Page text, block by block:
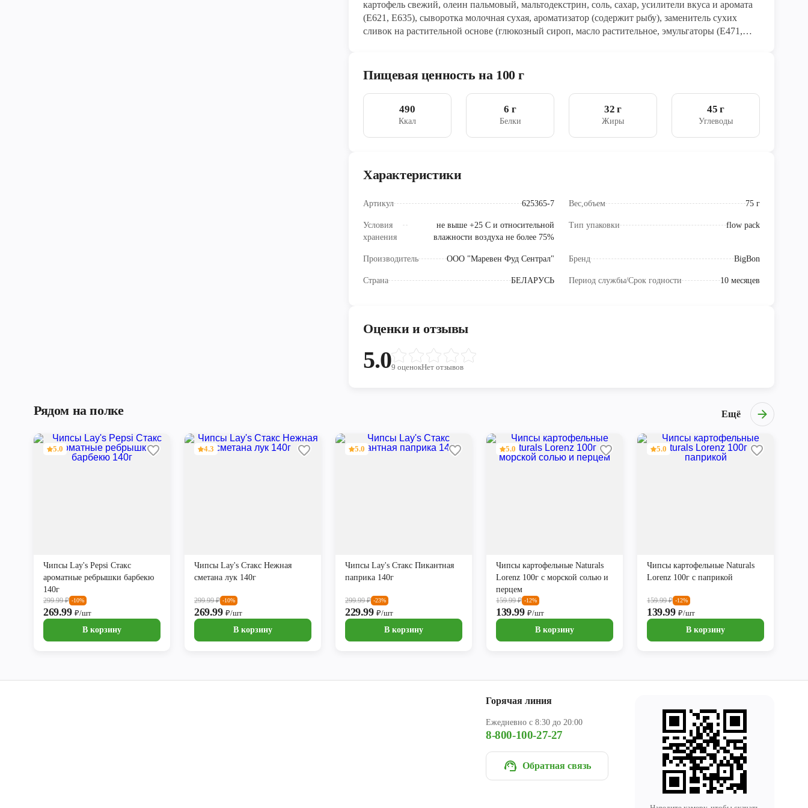
картофель свежий, олеин пальмовый, мальтодекстрин, соль, сахар, усилители вкуса и аромата
(Е621, Е635), сыворотка молочная сухая, ароматизатор (содержит рыбу), заменитель сухих
сливок на растительной основе (глюкозный сироп, масло растительное, эмульгаторы (Е471,
Пищевая ценность на 100 г
490
Ккал
6 г
Белки
32 г
Жиры
45 г
Углеводы
Характеристики
Артикул 625365-7 Вес,объем 75 г
Условия
хранения
не выше +25 С и относительной
влажности воздуха не более 75%
Тип упаковки flow pack
Производитель ООО "Маревен Фуд Сентрал" Бренд BigBon
Страна БЕЛАРУСЬ Период службы/Срок годности 10 месяцев
Оценки и отзывы
5.09 оценокНет отзывов
Рядом на полке Ещё
5.0
Чипсы Lay's Pepsi Стакс
ароматные ребрышки барбекю
140г
299.99₽ -10%
269.99₽/шт
В корзину
4.3
Чипсы Lay's Стакс Нежная
сметана лук 140г
299.99₽ -10%
269.99₽/шт
В корзину
5.0
Чипсы Lay's Стакс Пикантная
паприка 140г
299.99₽ -23%
229.99₽/шт
В корзину
5.0
Чипсы картофельные Naturals
Lorenz 100г с морской солью и
перцем
159.99₽ -12%
139.99₽/шт
В корзину
5.0
Чипсы картофельные Naturals
Lorenz 100г с паприкой
159.99₽ -12%
139.99₽/шт
В корзину
Горячая линия
Ежедневно с 8:30 до 20:00
8-800-100-27-27
Обратная связь